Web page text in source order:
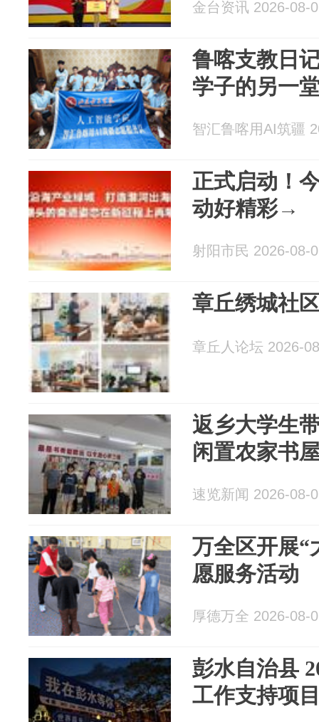
金台资讯 2026-08-
鲁喀支教日
学子的另一
智汇鲁喀用AI筑疆
正式启动！
动好精彩→
射阳市民 2026-08-
章丘绣城社
章丘人论坛 2026-
返乡大学生
闲置农家书
速览新闻 2026-08-
万全区开展“
愿服务活动
厚德万全 2026-08-
彭水自治县
工作支持项